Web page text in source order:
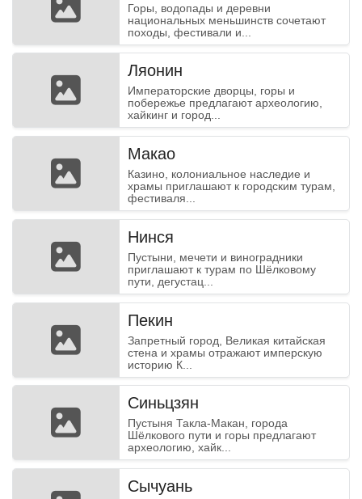
Горы, водопады и деревни
национальных меньшинств сочетают
походы, фестивали и...
Ляонин
Императорские дворцы, горы и
побережье предлагают археологию,
хайкинг и город...
Макао
Казино, колониальное наследие и
храмы приглашают к городским турам,
фестиваля...
Нинся
Пустыни, мечети и виноградники
приглашают к турам по Шёлковому
пути, дегустац...
Пекин
Запретный город, Великая китайская
стена и храмы отражают имперскую
историю К...
Синьцзян
Пустыня Такла-Макан, города
Шёлкового пути и горы предлагают
археологию, хайк...
Сычуань